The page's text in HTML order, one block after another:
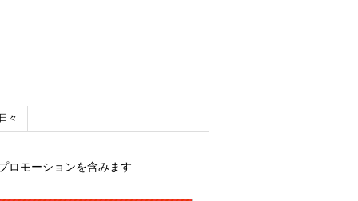
々
ロモーションを含みます